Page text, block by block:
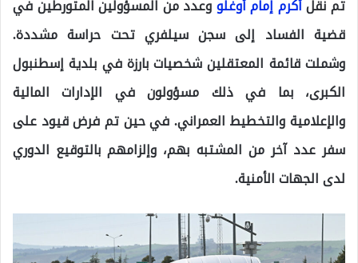
تم نقلأكرم إمام أوغلووعدد من المسؤولين المتورطين في
قضية الفساد إلى سجن سيلفري تحت حراسة مشددة.
وشملت قائمة المعتقلين شخصيات بارزة في بلدية إسطنبول
الكبرى، بما في ذلك مسؤولون في الإدارات المالية
والإعلامية والتخطيط العمراني. في حين تم فرض قيود على
سفر عدد آخر من المشتبه بهم، وإلزامهم بالتوقيع الدوري
لدى الجهات الأمنية.